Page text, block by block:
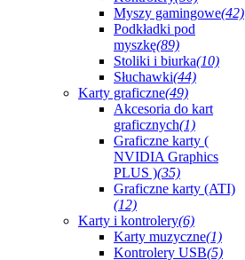
Myszy gamingowe(42)
Podkładki pod
myszkę(89)
Stoliki i biurka(10)
Słuchawki(44)
Karty graficzne(49)
Akcesoria do kart
graficznych(1)
Graficzne karty (
NVIDIA Graphics
PLUS )(35)
Graficzne karty (ATI)
(12)
Karty i kontrolery(6)
Karty muzyczne(1)
Kontrolery USB(5)